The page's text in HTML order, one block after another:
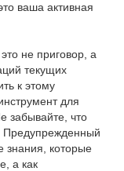
ваша активная
не приговор, а
текущих
к этому
для
забывайте, что
Предупрежденный
знания, которые
а как